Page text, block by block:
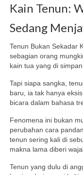
Kain Tenun:
Sedang
Tenun Bukan Sekadar
sebagian orang
kain tua yang di
Tapi siapa sangka,
baru, ia tak hanya
bicara dalam bahasa
Fenomena ini bukan
perubahan cara
tenun sering kali di
makna lama diberi
Tenun yang dulu di